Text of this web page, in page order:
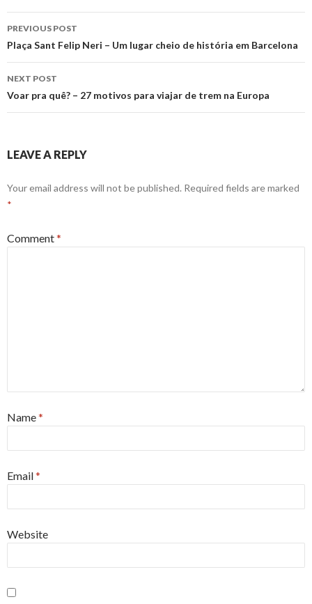
Post
navigation
PREVIOUS POST
Plaça Sant Felip Neri – Um lugar cheio de história em Barcelona
NEXT POST
Voar pra quê? – 27 motivos para viajar de trem na Europa
LEAVE A REPLY
Your email address will not be published. Required fields are marked
*
Comment*
Name*
Email*
Website